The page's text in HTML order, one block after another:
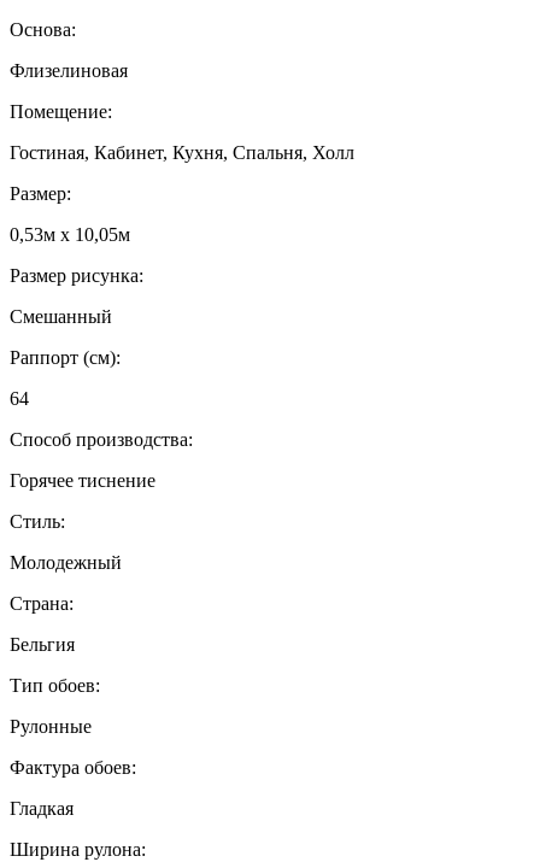
Основа:
Флизелиновая
Помещение:
Гостиная, Кабинет, Кухня, Спальня, Холл
Размер:
0,53м x 10,05м
Размер рисунка:
Смешанный
Раппорт (см):
64
Способ производства:
Горячее тиснение
Стиль:
Молодежный
Страна:
Бельгия
Тип обоев:
Рулонные
Фактура обоев:
Гладкая
Ширина рулона: